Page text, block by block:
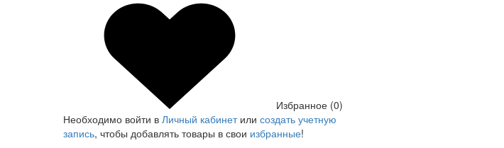
Избранное (0)
Необходимо войти в Личный кабинетили создать учетную
запись, чтобы добавлять товары в свои избранные!